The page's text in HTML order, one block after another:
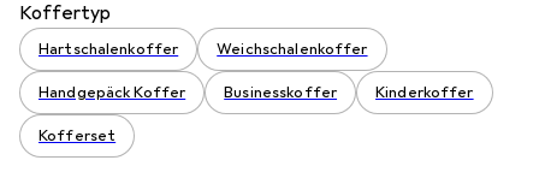
Koffertyp
Hartschalenkoffer Weichschalenkoffer
Handgepäck Koffer Businesskoffer Kinderkoffer
Kofferset